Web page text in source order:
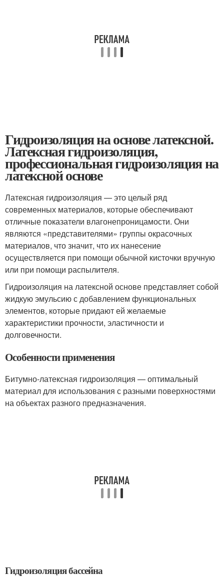
Гидроизоляция на основе латексной.
Латексная гидроизоляция,
профессиональная гидроизоляция на
латексной основе
Латексная гидроизоляция — это целый ряд
современных материалов, которые обеспечивают
отличные показатели влагонепроницамости. Они
являются «представителями» группы окрасочных
материалов, что значит, что их нанесение
осуществляется при помощи обычной кисточки вручную
или при помощи распылителя.
Гидроизоляция на латексной основе представляет собой
жидкую эмульсию с добавлением функциональных
элементов, которые придают ей желаемые
характеристики прочности, эластичности и
долговечности.
Особенности применения
Битумно-латексная гидроизоляция — оптимальный
материал для использования с разными поверхностями
на объектах разного предназначения.
Гидроизоляция бассейна